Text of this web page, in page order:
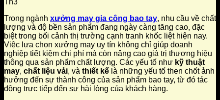
Trong ngành xưởng may gia công bao tay, nhu cầu về chất
lượng và độ bền sản phẩm đang ngày càng tăng cao, đặc
biệt trong bối cảnh thị trường cạnh tranh khốc liệt hiện nay.
Việc lựa chọn xưởng may uy tín không chỉ giúp doanh
nghiệp tiết kiệm chi phí mà còn nâng cao giá trị thương hiệu
thông qua sản phẩm chất lượng. Các yếu tố như kỹ thuật
may, chất liệu vải, và thiết kế là những yếu tố then chốt ảnh
hưởng đến sự thành công của sản phẩm bao tay, từ đó tác
động trực tiếp đến sự hài lòng của khách hàng.